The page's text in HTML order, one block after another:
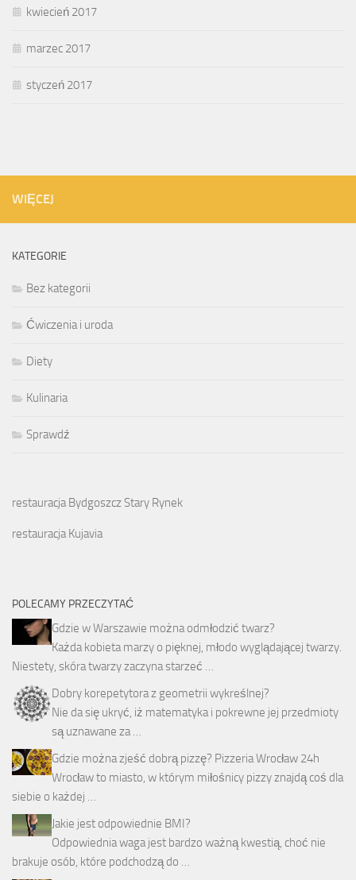
kwiecień 2017
marzec 2017
styczeń 2017
WIĘCEJ
KATEGORIE
Bez kategorii
Ćwiczenia i uroda
Diety
Kulinaria
Sprawdź
restauracja Bydgoszcz Stary Rynek
restauracja Kujavia
POLECAMY PRZECZYTAĆ
Gdzie w Warszawie można odmłodzić twarz?
Każda kobieta marzy o pięknej, młodo wyglądającej twarzy.
Niestety, skóra twarzy zaczyna starzeć …
Dobry korepetytora z geometrii wykreślnej?
Nie da się ukryć, iż matematyka i pokrewne jej przedmioty
są uznawane za …
Gdzie można zjeść dobrą pizzę? Pizzeria Wrocław 24h
Wrocław to miasto, w którym miłośnicy pizzy znajdą coś dla
siebie o każdej …
Jakie jest odpowiednie BMI?
Odpowiednia waga jest bardzo ważną kwestią, choć nie
brakuje osób, które podchodzą do …